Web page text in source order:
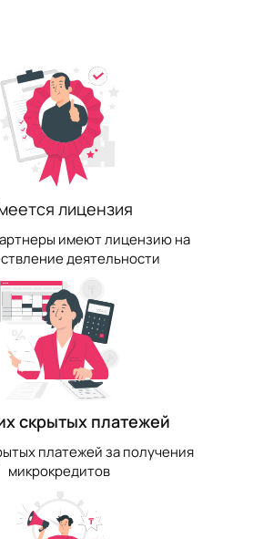
лицензия
имеют лицензию на
деятельности
скрытых платежей
платежей за получения
микрокредитов